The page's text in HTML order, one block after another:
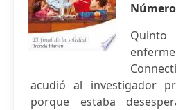
acudió al investigador
porque estaba